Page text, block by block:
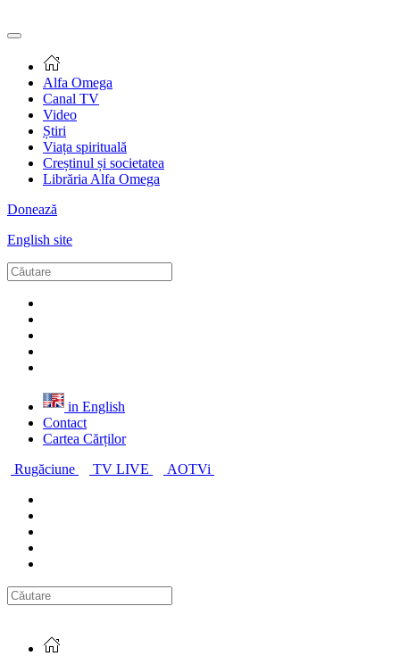
Alfa Omega
Canal TV
Video
Știri
Viața spirituală
Creștinul și societatea
Librăria Alfa Omega
Donează
English site
in English
Contact
Cartea Cărților
Rugăciune
TV LIVE AOTVi